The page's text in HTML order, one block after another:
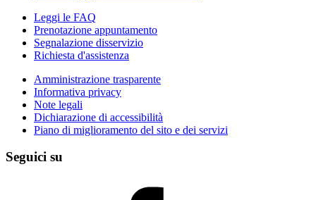
Leggi le FAQ
Prenotazione appuntamento
Segnalazione disservizio
Richiesta d'assistenza
Amministrazione trasparente
Informativa privacy
Note legali
Dichiarazione di accessibilità
Piano di miglioramento del sito e dei servizi
Seguici su